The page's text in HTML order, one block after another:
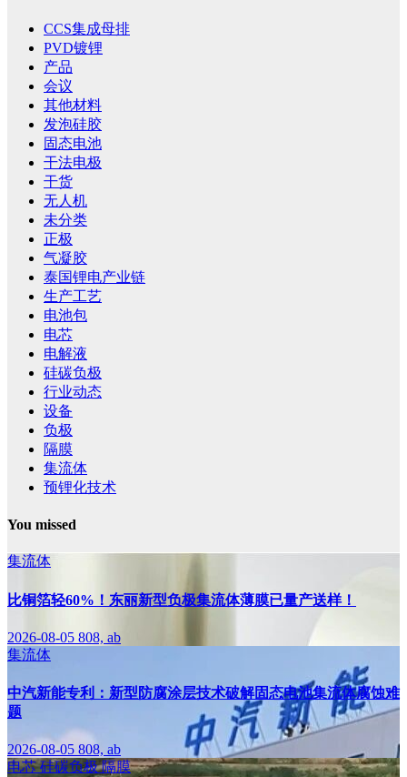
CCS集成母排
PVD镀锂
产品
会议
其他材料
发泡硅胶
固态电池
干法电极
干货
无人机
未分类
正极
气凝胶
泰国锂电产业链
生产工艺
电池包
电芯
电解液
硅碳负极
行业动态
设备
负极
隔膜
集流体
预锂化技术
You missed
集流体
比铜箔轻60%！东丽新型负极集流体薄膜已量产送样！
2026-08-05 808, ab
集流体
中汽新能专利：新型防腐涂层技术破解固态电池集流体腐蚀难
题
2026-08-05 808, ab
电芯硅碳负极隔膜